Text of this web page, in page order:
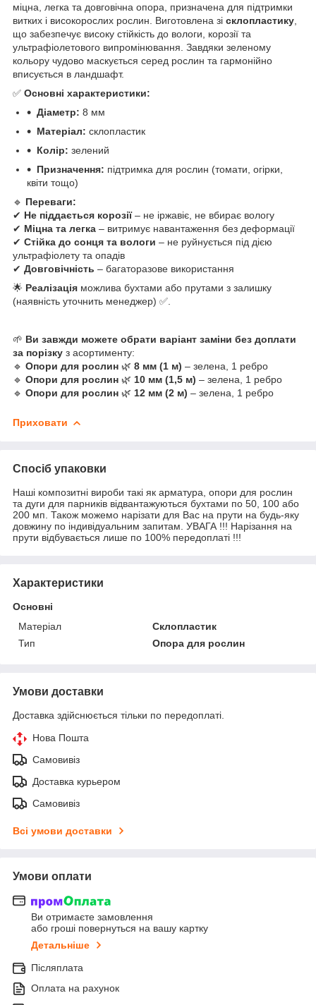
міцна, легка та довговічна опора, призначена для підтримки
витких і високорослих рослин. Виготовлена зі склопластику
що забезпечує високу стійкість до вологи, корозії та
ультрафіолетового випромінювання. Завдяки зеленому
кольору чудово маскується серед рослин та гармонійно
вписується в ландшафт.
✅ Основні характеристики:
Діаметр: 8 мм
Матеріал: склопластик
Колір: зелений
Призначення: підтримка для рослин (томати, огірки,
квіти тощо)
🔹 Переваги:
✔ Не піддається корозії– не іржавіє, не вбирає вологу
✔ Міцна та легка – витримує навантаження без деформації
✔ Стійка до сонця та вологи – не руйнується під дією
ультрафіолету та опадів
✔ Довговічність – багаторазове використання
🌟 Реалізація можлива бухтами або прутами з залишку
(наявність уточнить менеджер) ✅.
🌱 Ви завжди можете обрати варіант заміни без доплати
за порізку з асортименту:
🔹 Опори для рослин 🌿 8 мм (1 м) – зелена, 1 ребро
🔹 Опори для рослин 🌿 10 мм (1,5 м) – зелена, 1 ребро
🔹 Опори для рослин 🌿 12 мм (2 м) – зелена, 1 ребро
Приховати
Спосіб упаковки
Наші композитні вироби такі як арматура, опори для рослин
та дуги для парників відвантажуються бухтами по 50, 100 або
200 мп. Також можемо нарізати для Вас на прути на будь-яку
довжину по індивідуальним запитам. УВАГА !!! Нарізання на
прути відбувається лише по 100% передоплаті !!!
Характеристики
Основні
Матеріал
Склопластик
Тип
Опора для рослин
Умови доставки
Доставка здійснюється тільки по передоплаті.
Нова Пошта
Самовивіз
Доставка курьером
Самовивіз
Всі умови доставки
Умови оплати
Ви отримаєте замовлення
або гроші повернуться на вашу картку
Детальніше
Післяплата
Оплата на рахунок